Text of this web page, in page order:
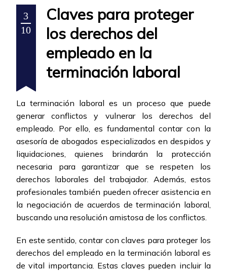
3
10
Claves para proteger
los derechos del
empleado en la
terminación laboral
La terminación laboral es un proceso que puede
generar conflictos y vulnerar los derechos del
empleado. Por ello, es fundamental contar con la
asesoría de abogados especializados en despidos y
liquidaciones, quienes brindarán la protección
necesaria para garantizar que se respeten los
derechos laborales del trabajador. Además, estos
profesionales también pueden ofrecer asistencia en
la negociación de acuerdos de terminación laboral,
buscando una resolución amistosa de los conflictos.
En este sentido, contar con claves para proteger los
derechos del empleado en la terminación laboral es
de vital importancia. Estas claves pueden incluir la